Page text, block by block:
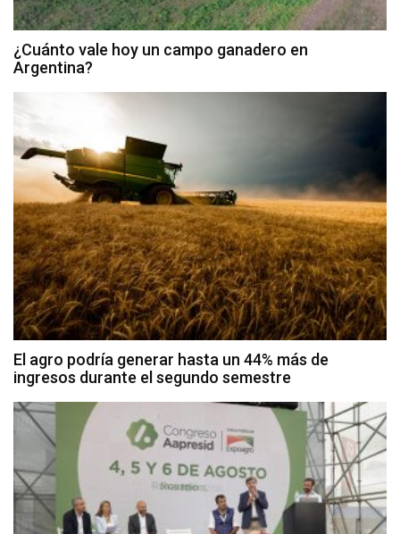
¿Cuánto vale hoy un campo ganadero en
Argentina?
El agro podría generar hasta un 44% más de
ingresos durante el segundo semestre